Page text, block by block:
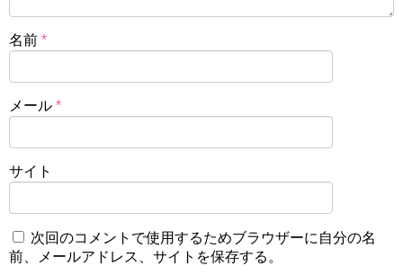
名前 *
メール *
サイト
次回のコメントで使用するためブラウザーに自分の名
前、メールアドレス、サイトを保存する。